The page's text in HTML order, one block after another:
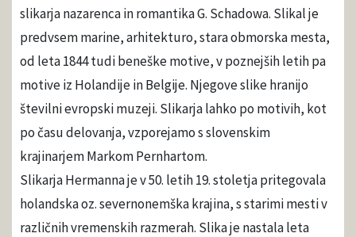
slikarja nazarenca in romantika G. Schadowa. Slikal je
predvsem marine, arhitekturo, stara obmorska mesta,
od leta 1844 tudi beneške motive, v poznejših letih pa
motive iz Holandije in Belgije. Njegove slike hranijo
številni evropski muzeji. Slikarja lahko po motivih, kot
po času delovanja, vzporejamo s slovenskim
krajinarjem Markom Pernhartom.
Slikarja Hermanna je v 50. letih 19. stoletja pritegovala
holandska oz. severnonemška krajina, s starimi mesti v
različnih vremenskih razmerah. Slika je nastala leta